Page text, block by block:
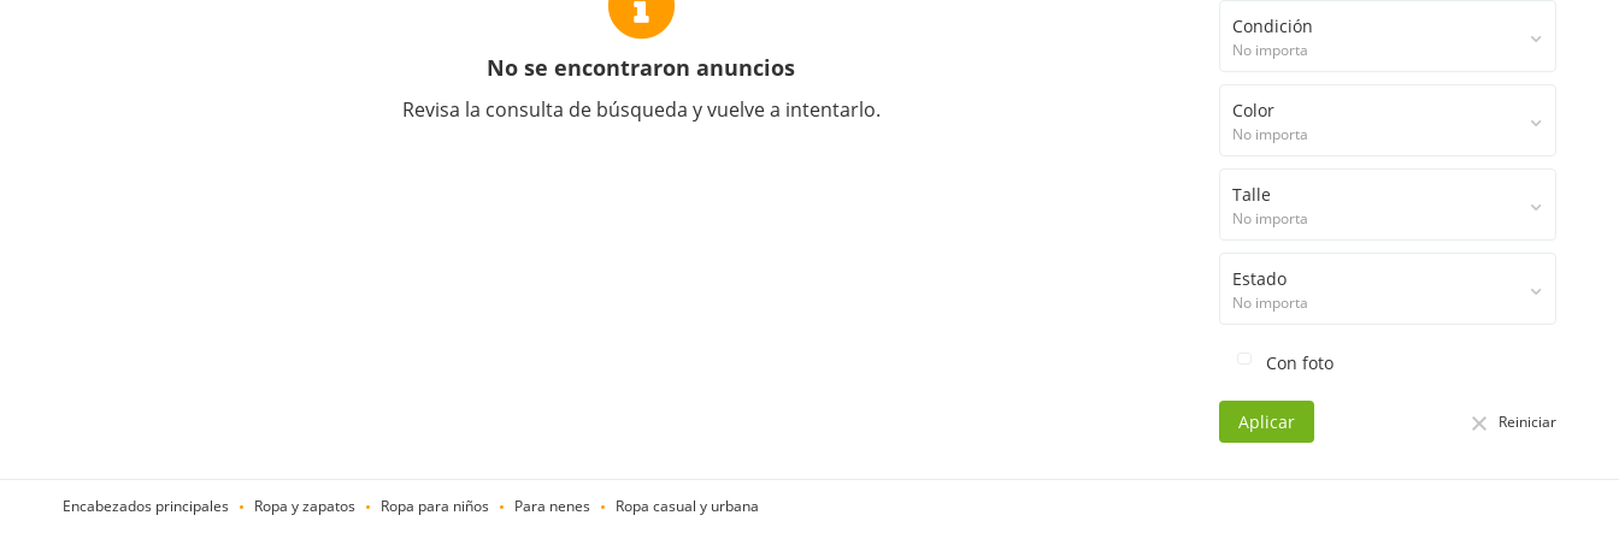
No se encontraron anuncios
Revisa la consulta de búsqueda y vuelve a intentarlo.
Condición
No importa
Color
No importa
Talle
No importa
Estado
No importa
Con foto
Aplicar Reiniciar
Encabezados principales Ropa y zapatos Ropa para niños Para nenes Ropa casual y urbana